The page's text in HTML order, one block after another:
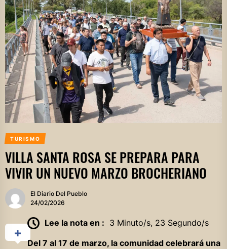
TURISMO
VILLA SANTA ROSA SE PREPARA PARA
VIVIR UN NUEVO MARZO BROCHERIANO
El Diario Del Pueblo
24/02/2026
Lee la nota en : 3 Minuto/s, 23 Segundo/s
Del 7 al 17 de marzo, la comunidad celebrará una